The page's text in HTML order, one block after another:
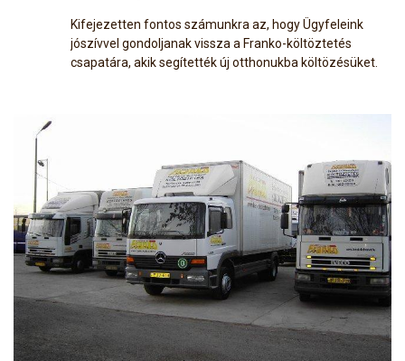
Kifejezetten fontos számunkra az, hogy Ügyfeleink
jószívvel gondoljanak vissza a Franko-költöztetés
csapatára, akik segítették új otthonukba költözésüket.